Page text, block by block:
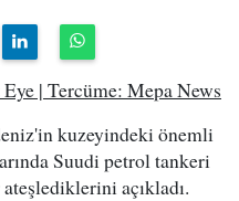
| Tercüme: Mepa News
kuzeyindeki önemli
Suudi petrol tankeri
açıkladı.